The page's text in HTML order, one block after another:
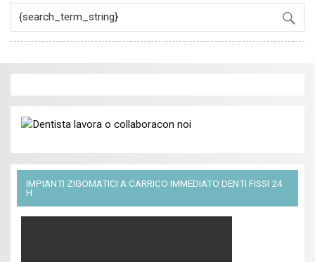
IMPIANTI ZIGOMATICI A CARRICO IMMEDIATO DENTI FISSI 24
H